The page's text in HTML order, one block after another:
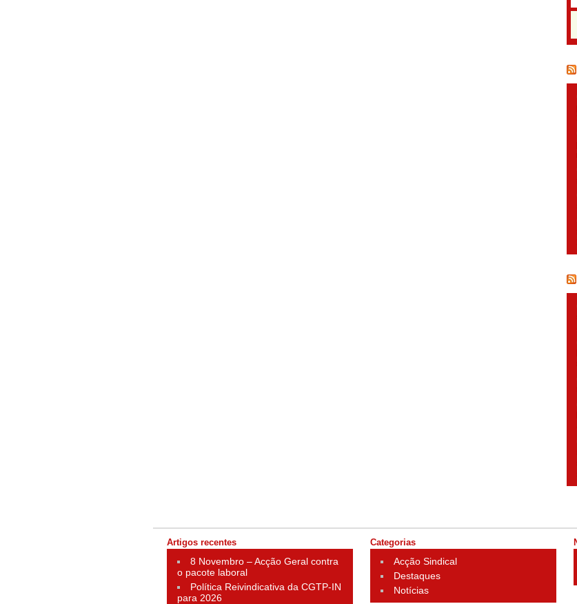
Artigos recentes
8 Novembro – Acção Geral contra
o pacote laboral
Política Reivindicativa da CGTP-IN
para 2026
Categorias
Acção Sindical
Destaques
Notícias